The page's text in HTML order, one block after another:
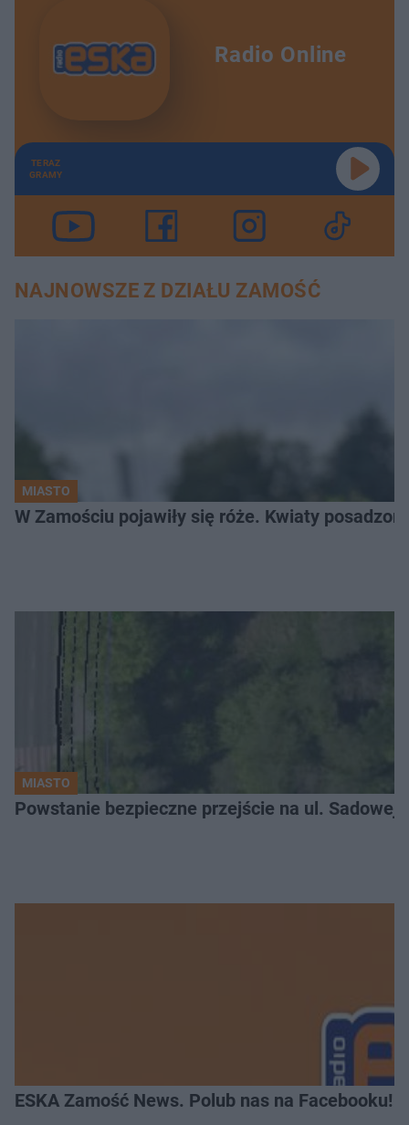
Radio Online
TERAZ
GRAMY
NAJNOWSZE Z DZIAŁU ZAMOŚĆ
MIASTO
W Zamościu pojawiły się róże. Kwiaty
MIASTO
ESKA Zamość News. Polub nas na Facebooku!